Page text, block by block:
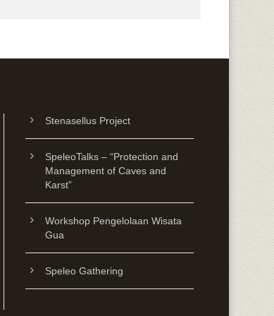
Stenasellus Project
SpeleoTalks – “Protection and
Management of Caves and
Karst”
Workshop Pengelolaan Wisata
Gua
Speleo Gathering